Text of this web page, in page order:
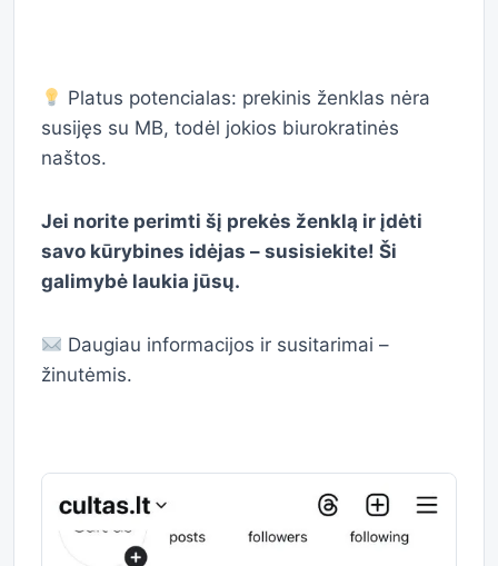
Platus potencialas: prekinis ženklas nėra
susijęs su MB, todėl jokios biurokratinės
naštos.
Jei norite perimti šį prekės ženklą ir įdėti
savo kūrybines idėjas – susisiekite! Ši
galimybė laukia jūsų.
Daugiau informacijos ir susitarimai –
žinutėmis.